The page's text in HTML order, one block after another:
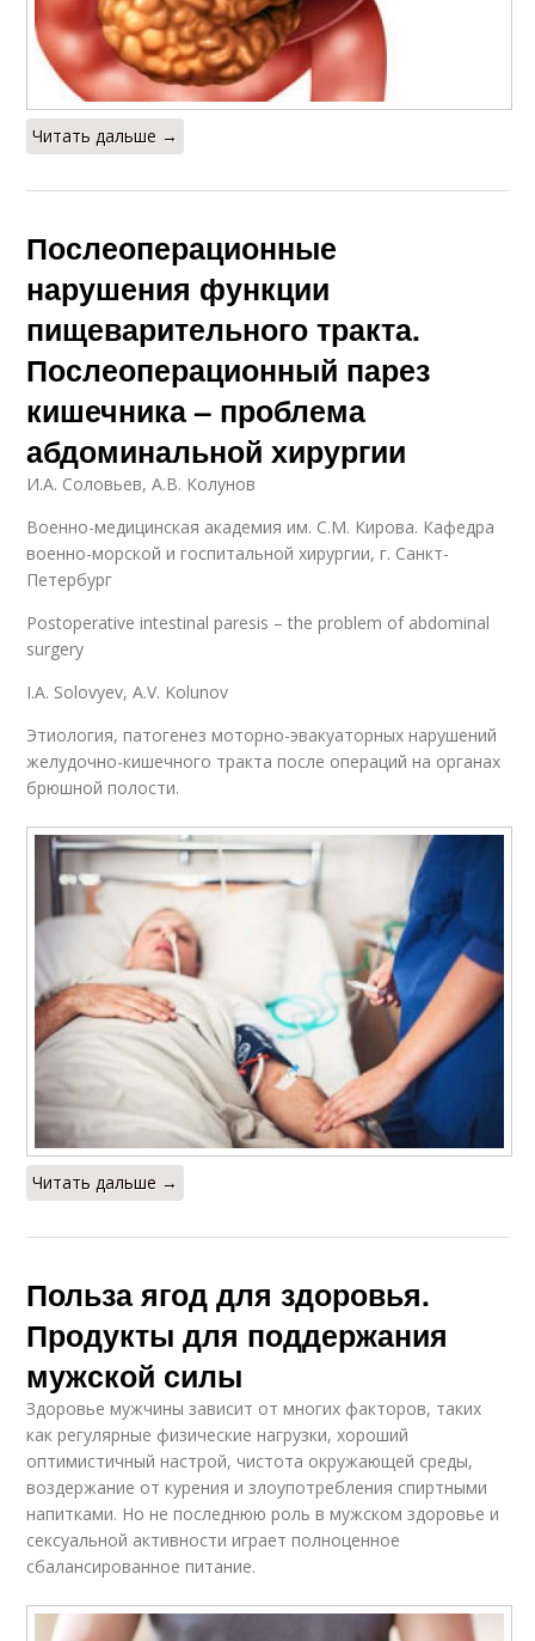
Читать дальше →
Послеоперационные
нарушения функции
пищеварительного тракта.
Послеоперационный парез
кишечника – проблема
абдоминальной хирургии
И.А. Соловьев, А.В. Колунов
Военно-медицинская академия им. С.М. Кирова. Кафедра
военно-морской и госпитальной хирургии, г. Санкт-
Петербург
Postoperative intestinal paresis – the problem of abdominal
surgery
I.A. Solovyev, A.V. Kolunov
Этиология, патогенез моторно-эвакуаторных нарушений
желудочно-кишечного тракта после операций на органах
брюшной полости.
Читать дальше →
Польза ягод для здоровья.
Продукты для поддержания
мужской силы
Здоровье мужчины зависит от многих факторов, таких
как регулярные физические нагрузки, хороший
оптимистичный настрой, чистота окружающей среды,
воздержание от курения и злоупотребления спиртными
напитками. Но не последнюю роль в мужском здоровье и
сексуальной активности играет полноценное
сбалансированное питание.